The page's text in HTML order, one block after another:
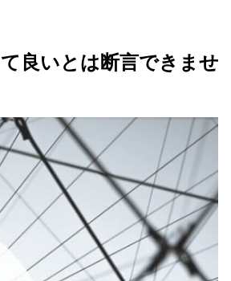
良いとは断言できませ